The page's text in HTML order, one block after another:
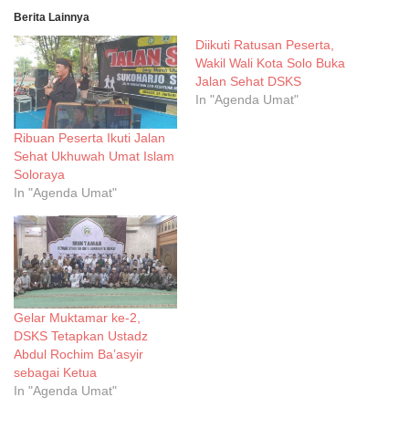
Berita Lainnya
Ribuan Peserta Ikuti Jalan
Sehat Ukhuwah Umat Islam
Soloraya
In "Agenda Umat"
Diikuti Ratusan Peserta,
Wakil Wali Kota Solo Buka
Jalan Sehat DSKS
In "Agenda Umat"
Gelar Muktamar ke-2,
DSKS Tetapkan Ustadz
Abdul Rochim Ba’asyir
sebagai Ketua
In "Agenda Umat"